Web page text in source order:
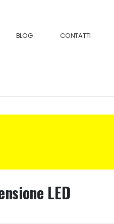
BLOG CONTATTI
LED